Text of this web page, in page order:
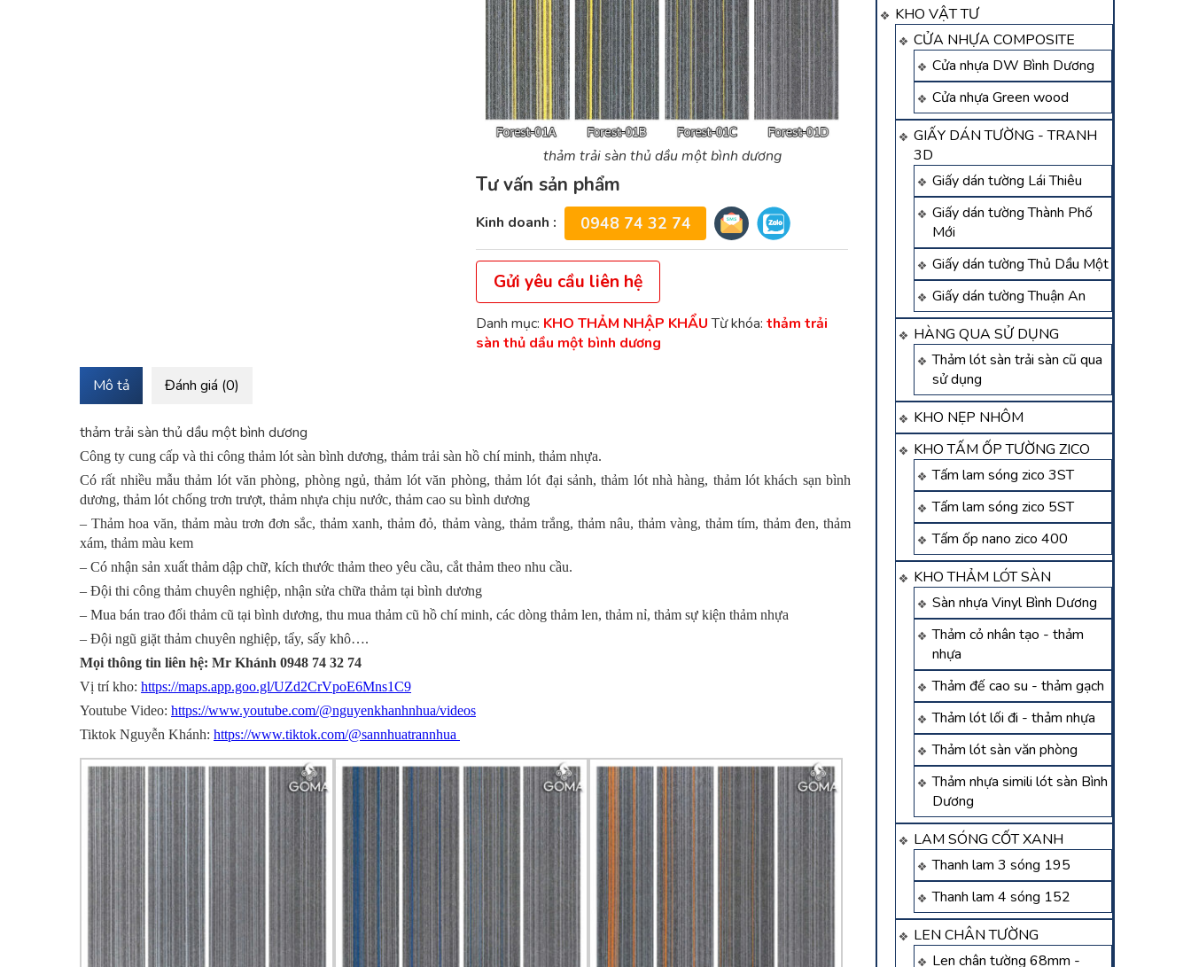
KHO VẬT TƯ
CỬA NHỰA COMPOSITE
Cửa nhựa DW Bình Dương
Cửa nhựa Green wood
GIẤY DÁN TƯỜNG - TRANH
3D
Giấy dán tường Lái Thiêu
Giấy dán tường Thành Phố
Mới
Giấy dán tường Thủ Dầu Một
Giấy dán tường Thuận An
HÀNG QUA SỬ DỤNG
Thảm lót sàn trải sàn cũ qua
sử dụng
KHO NẸP NHÔM
KHO TẤM ỐP TƯỜNG ZICO
Tấm lam sóng zico 3ST
Tấm lam sóng zico 5ST
Tấm ốp nano zico 400
KHO THẢM LÓT SÀN
Sàn nhựa Vinyl Bình Dương
Thảm cỏ nhân tạo - thảm
nhựa
Thảm đế cao su - thảm gạch
Thảm lót lối đi - thảm nhựa
Thảm lót sàn văn phòng
Thảm nhựa simili lót sàn Bình
Dương
LAM SÓNG CỐT XANH
Thanh lam 3 sóng 195
Thanh lam 4 sóng 152
LEN CHÂN TƯỜNG
Len chân tường 68mm -
thảm trải sàn thủ dầu một bình dương
Tư vấn sản phẩm
Kinh doanh : 0948 74 32 74
Gửi yêu cầu liên hệ
Danh mục: KHO THẢM NHẬP KHẨU Từ khóa: thảm trải
sàn thủ dầu một bình dương
Mô tả Đánh giá (0)
thảm trải sàn thủ dầu một bình dương
Công ty cung cấp và thi công thảm lót sàn bình dương, thảm trải sàn hồ chí minh, thảm nhựa.
Có rất nhiều mẫu thảm lót văn phòng, phòng ngủ, thảm lót văn phòng, thảm lót đại sảnh, thảm lót nhà hàng, thảm lót khách sạn bình
dương, thảm lót chống trơn trượt, thảm nhựa chịu nước, thảm cao su bình dương
– Thảm hoa văn, thảm màu trơn đơn sắc, thảm xanh, thảm đỏ, thảm vàng, thảm trắng, thảm nâu, thảm vàng, thảm tím, thảm đen, thảm
xám, thảm màu kem
– Có nhận sản xuất thảm dập chữ, kích thước thảm theo yêu cầu, cắt thảm theo nhu cầu.
– Đội thi công thảm chuyên nghiệp, nhận sửa chữa thảm tại bình dương
– Mua bán trao đổi thảm cũ tại bình dương, thu mua thảm cũ hồ chí minh, các dòng thảm len, thảm nỉ, thảm sự kiện thảm nhựa
– Đội ngũ giặt thảm chuyên nghiệp, tẩy, sấy khô….
Mọi thông tin liên hệ: Mr Khánh 0948 74 32 74
Vị trí kho: https://maps.app.goo.gl/UZd2CrVpoE6Mns1C9
Youtube Video: https://www.youtube.com/@nguyenkhanhnhua/videos
Tiktok Nguyễn Khánh: https://www.tiktok.com/@sannhuatrannhua